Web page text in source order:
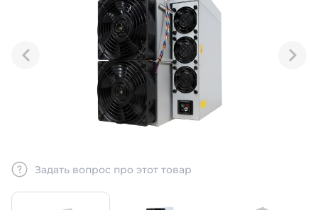
Задать вопрос про этот товар